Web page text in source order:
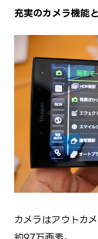
充実のカメラ機能
カメラはアウトカ